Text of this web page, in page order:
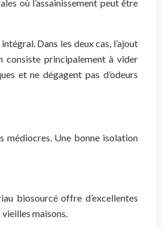
où l’assainissement peut être
Dans les deux cas, l’ajout
consiste principalement à vider
et ne dégagent pas d’odeurs
médiocres. Une bonne isolation
biosourcé offre d’excellentes
maisons.